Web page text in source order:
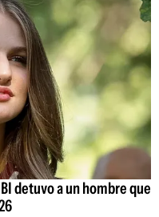
detuvo a un hombre que